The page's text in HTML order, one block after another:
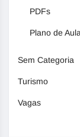
PDFs
Plano de Aula
Sem Categoria
Turismo
Vagas